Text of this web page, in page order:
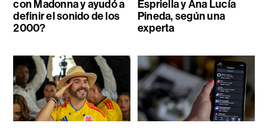
con Madonna y ayudó a
definir el sonido de los
2000?
Espriella y Ana Lucía
Pineda, según una
experta